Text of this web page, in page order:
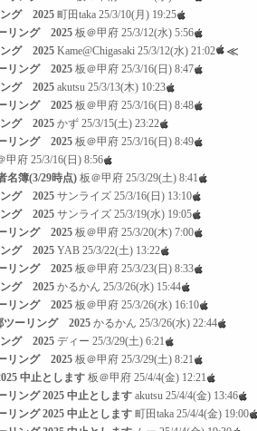
ング 2025 町田taka 25/3/10(月) 19:25
リング 2025 板＠甲府 25/3/12(水) 5:56
ング 2025 Kame@Chigasaki 25/3/12(水) 21:02 ≪
リング 2025 板＠甲府 25/3/16(日) 8:47
ング 2025 akutsu 25/3/13(木) 10:23
リング 2025 板＠甲府 25/3/16(日) 8:48
ング 2025 かず 25/3/15(土) 23:22
リング 2025 板＠甲府 25/3/16(日) 8:49
甲府 25/3/16(日) 8:56
名簿(3/29時点) 板＠甲府 25/3/29(土) 8:41
ング 2025 サンライズ 25/3/16(日) 13:10
ング 2025 サンライズ 25/3/19(水) 19:05
リング 2025 板＠甲府 25/3/20(木) 7:00
ング 2025 YAB 25/3/22(土) 13:22
リング 2025 板＠甲府 25/3/23(日) 8:33
ング 2025 かるかん 25/3/26(水) 15:44
リング 2025 板＠甲府 25/3/26(水) 16:10
ツーリング 2025 かるかん 25/3/26(水) 22:44
ング 2025 ディー 25/3/29(土) 6:21
リング 2025 板＠甲府 25/3/29(土) 8:21
中止とします 板＠甲府 25/4/4(金) 12:21
リング 2025 中止とします akutsu 25/4/4(金) 13:46
リング 2025 中止とします 町田taka 25/4/4(金) 19:00